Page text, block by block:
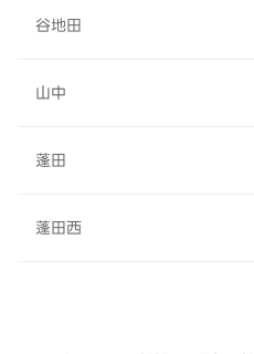
谷地田
山中
蓬田
蓬田西